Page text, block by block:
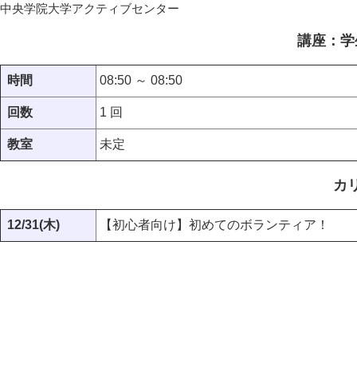
中央学院大学アクティブセンター
講座：
時間 08:50 ～ 08:50
回数 1 回
教室 未定
カ
12/31(木) 【初心者向け】初めてのボランティア！